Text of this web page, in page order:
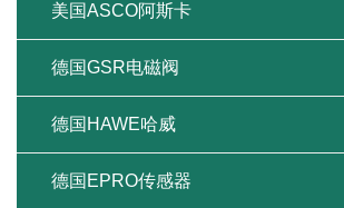
美国ASCO阿斯卡
德国GSR电磁阀
德国HAWE哈威
德国EPRO传感器